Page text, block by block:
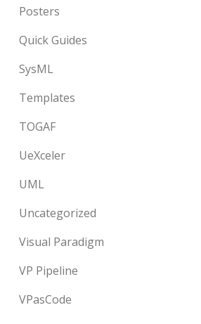
Posters
Quick Guides
SysML
Templates
TOGAF
UeXceler
UML
Uncategorized
Visual Paradigm
VP Pipeline
VPasCode